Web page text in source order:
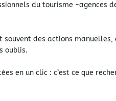
du tourisme -agences
souvent des actions
oublis.
en un clic : c’est ce que